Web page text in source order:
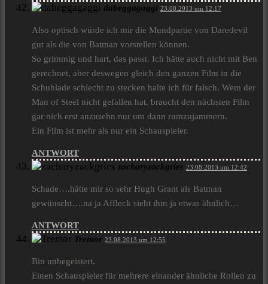
dabeggagaggi 23.08.2013 um 12:17
Also optisch würde ich mir die Mundpartie von Daredevil
gut als die von Batman vorstellen können.
So grimmig und hart, das passt. Ich hätte auch nicht mit Ben
gerechnet, aber deswegen gleich den ganzen Film in die
Schublade schlecht zu stecken halte ich für falsch. Wem der
Man of Steel nicht gefallen hat, braucht den nächsten Film
gar nich erst anzusehn nur um dann rumzujammern.
Ein Film ist mehr als nur ein Schauspieler.
ANTWORT
zacharyzackgries 23.08.2013 um 12:42
Schade….hätte mir so sehr Hugh Grant als Batman
gewünscht….na ja Affleck sieht ihm ja etwas ähnlich…
ANTWORT
Tremor 23.08.2013 um 12:55
Bin unbegeistert.
Einen Schauspieler für mehrere einander ähnliche Rollen zu